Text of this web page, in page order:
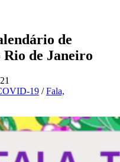
de
Rio de Janeiro
19 / Fala,